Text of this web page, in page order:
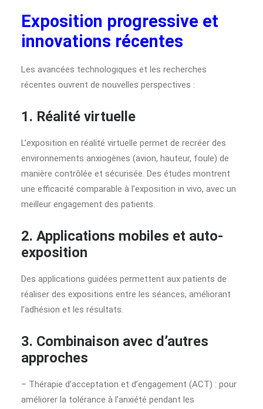
Exposition progressive et
innovations récentes
Les avancées technologiques et les recherches
récentes ouvrent de nouvelles perspectives :
1. Réalité virtuelle
L’exposition en réalité virtuelle permet de recréer des
environnements anxiogènes (avion, hauteur, foule) de
manière contrôlée et sécurisée. Des études montrent
une efficacité comparable à l’exposition in vivo, avec un
meilleur engagement des patients.
2. Applications mobiles et auto-
exposition
Des applications guidées permettent aux patients de
réaliser des expositions entre les séances, améliorant
l’adhésion et les résultats.
3. Combinaison avec d’autres
approches
– Thérapie d’acceptation et d’engagement (ACT) : pour
améliorer la tolérance à l’anxiété pendant les